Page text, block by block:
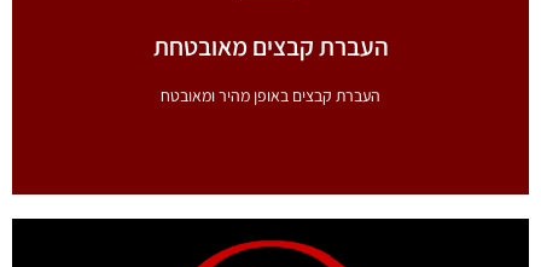
לחץ כאן
העברת קבצים מאובטחת
העברת קבצים באופן מהיר ומאובטח